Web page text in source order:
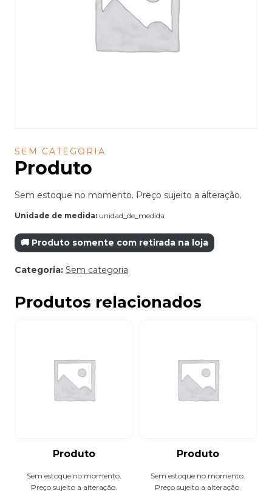
SEM CATEGORIA
Produto
Sem estoque no momento. Preço sujeito a alteração.
Unidade de medida: unidad_de_medida
🚚 Produto somente com retirada na loja
Categoria: Sem categoria
Produtos relacionados
Produto
Sem estoque no momento.
Preço sujeito a alteração.
Produto
Sem estoque no momento.
Preço sujeito a alteração.